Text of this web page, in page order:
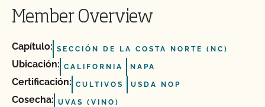
Member Overview
Capítulo: SECCIÓN DE LA COSTA NORTE (NC)
Ubicación: CALIFORNIA NAPA
Certificación: CULTIVOS USDA NOP
Cosecha: UVAS (VINO)